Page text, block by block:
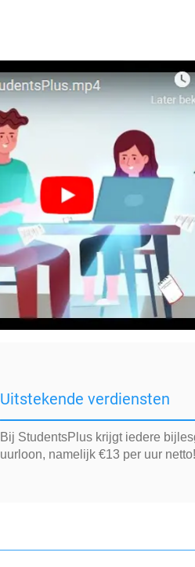
Uitstekende verdiensten
Bij StudentsPlus krijgt iedere
uurloon, namelijk €13 per uur netto!